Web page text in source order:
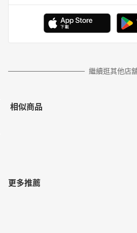
繼續逛其他店
相似商品
更多推薦